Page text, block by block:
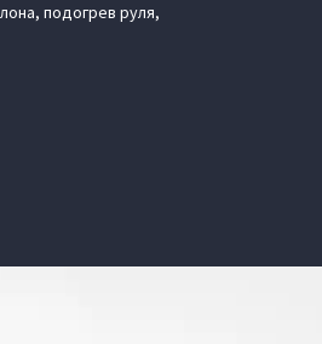
подогрев руля,